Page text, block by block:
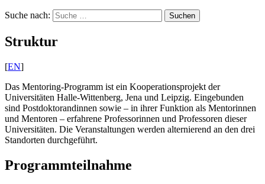
Suche nach: Suchen
Struktur
[EN]
Das Mentoring-Programm ist ein Kooperationsprojekt der
Universitäten Halle-Wittenberg, Jena und Leipzig. Eingebunden
sind Postdoktorandinnen sowie – in ihrer Funktion als Mentorinnen
und Mentoren – erfahrene Professorinnen und Professoren dieser
Universitäten. Die Veranstaltungen werden alternierend an den drei
Standorten durchgeführt.
Programmteilnahme